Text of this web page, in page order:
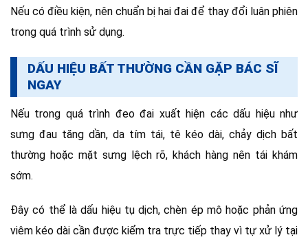
Nếu có điều kiện, nên chuẩn bị hai đai để thay đổi luân phiên
trong quá trình sử dụng.
DẤU HIỆU BẤT THƯỜNG CẦN GẶP BÁC SĨ
NGAY
Nếu trong quá trình đeo đai xuất hiện các dấu hiệu như
sưng đau tăng dần, da tím tái, tê kéo dài, chảy dịch bất
thường hoặc mặt sưng lệch rõ, khách hàng nên tái khám
sớm.
Đây có thể là dấu hiệu tụ dịch, chèn ép mô hoặc phản ứng
viêm kéo dài cần được kiểm tra trực tiếp thay vì tự xử lý tại